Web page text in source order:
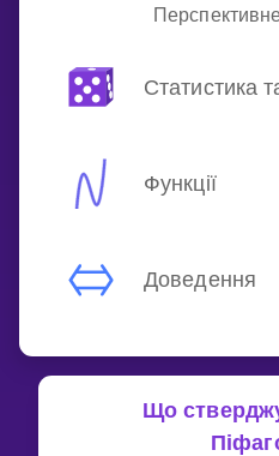
Статистика
Функції
Доведення
Що